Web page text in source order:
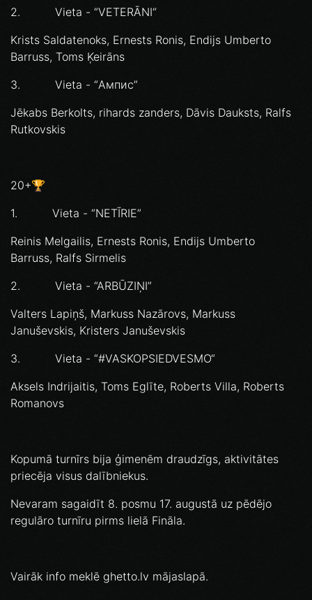
2. Vieta - “VETERĀNI“
Krists Saldatenoks, Ernests Ronis, Endijs Umberto
Barruss, Toms Ķeirāns
3. Vieta - “Ампис”
Jēkabs Berkolts, rihards zanders, Dāvis Dauksts, Ralfs
Rutkovskis
20+🏆
1. Vieta - “NETĪRIE”
Reinis Melgailis, Ernests Ronis, Endijs Umberto
Barruss, Ralfs Sirmelis
2. Vieta - “ARBŪZIŅI”
Valters Lapiņš, Markuss Nazārovs, Markuss
Januševskis, Kristers Januševskis
3. Vieta - “#VASKOPSIEDVESMO“
Aksels Indrijaitis, Toms Eglīte, Roberts Villa, Roberts
Romanovs
Kopumā turnīrs bija ģimenēm draudzīgs, aktivitātes
priecēja visus dalībniekus.
Nevaram sagaidīt 8. posmu 17. augustā uz pēdējo
regulāro turnīru pirms lielā Fināla.
Vairāk info meklē ghetto.lv mājaslapā.